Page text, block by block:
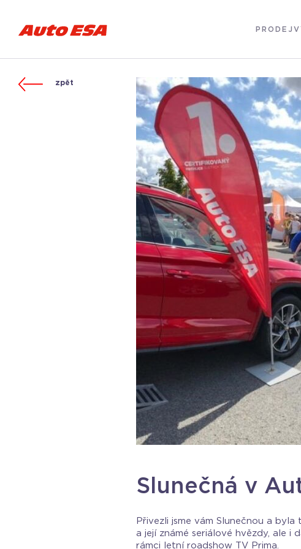
PRODEJ
zpět
Slunečná v
Přivezli jsme vám Slunečnou a
a její známé seriálové hvězdy, ale i
rámci letní roadshow TV Prima.